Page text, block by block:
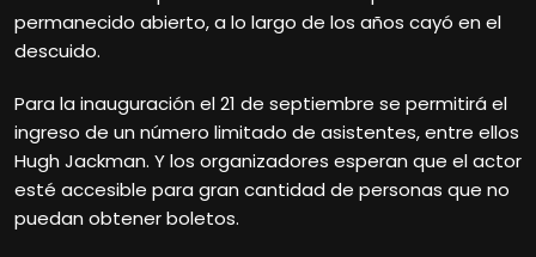
permanecido abierto, a lo largo de los años cayó en el
descuido.
Para la inauguración el 21 de septiembre se permitirá el
ingreso de un número limitado de asistentes, entre ellos
Hugh Jackman. Y los organizadores esperan que el actor
esté accesible para gran cantidad de personas que no
puedan obtener boletos.